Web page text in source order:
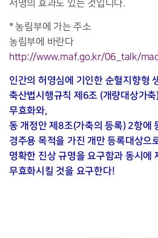
서명의 효과도 있는 것입니다.
* 농림부에 가는 주소
농림부에 바란다
http://www.maf.go.kr/06_talk/
인간의 허영심에 기인한 순혈지향형
축산법시행규칙 제6조 (개량대상가
무효화와,
동 개정안 제8조(가축의 등록) 2항에
경주용 목적을 가진 개만 등록대상으
명확한 진상 규명을 요구함과 동시에
무효화시킬 것을 요구한다!